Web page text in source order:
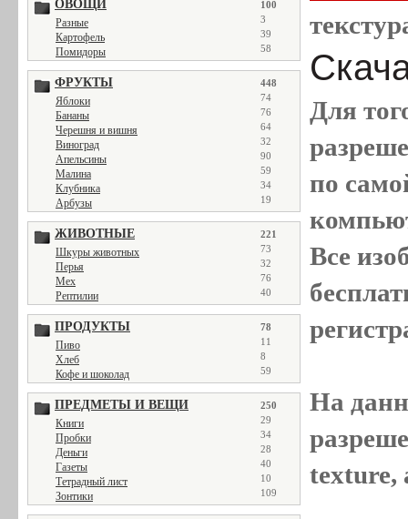
ОВОЩИ 100
Разные 3
Картофель 39
Помидоры 58
ФРУКТЫ 448
Яблоки 74
Бананы 76
Черешня и вишня 64
Виноград 32
Апельсины 90
Малина 59
Клубника 34
Арбузы 19
ЖИВОТНЫЕ 221
Шкуры животных 73
Перья 32
Мех 76
Рептилии 40
ПРОДУКТЫ 78
Пиво 11
Хлеб 8
Кофе и шоколад 59
ПРЕДМЕТЫ И ВЕЩИ 250
Книги 29
Пробки 34
Деньги 28
Газеты 40
Тетрадный лист 10
Зонтики 109
Для
по
Все
На
texture,